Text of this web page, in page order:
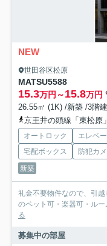
NEW
世田谷区松原
MATSU5588
15.3万円～15.8万円
26.55㎡ (1K) /新築 /3階建
京王井の頭線「東松原
オートロック エレベ
宅配ボックス
防犯カ
新築
礼金不要物件なので、引
のペット可・楽器可・ル
る
募集中の部屋